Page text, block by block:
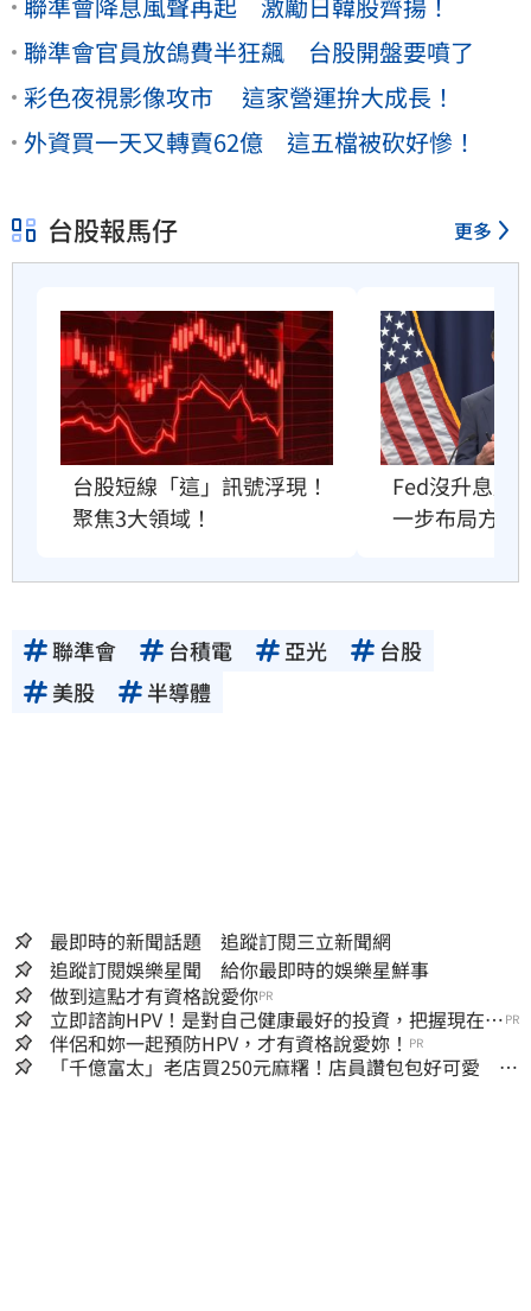
聯準會官員放鴿費半狂飆 台股開盤要噴了
彩色夜視影像攻市 這家營運拚大成長！
外資買一天又轉賣62億 這五檔被砍好慘！
台股報馬仔 更多
台股短線「這」訊號浮現！
聚焦3大領域！
Fed沒升息股
一步布局方向
聯準會 台積電 亞光
台股
美股
半導體
最即時的新聞話題 追蹤訂閱三立新聞網
追蹤訂閱娛樂星聞 給你最即時的娛樂星鮮事
做到這點才有資格說愛你PR
立即諮詢HPV！是對自己健康最好的投資，把握現在不
嫌晚！
PR
伴侶和妳一起預防HPV，才有資格說愛妳！ PR
「千億富太」老店買250元麻糬！店員讚包包好可愛 笑